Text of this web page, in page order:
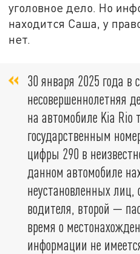
уголовное дело. Но
находится Саша, у
нет.
30 января 2025 года в
несовершеннолетняя
на автомобиле Kia Rio
государственным
цифры 290 в
данном автомобиле
неустановленных лиц,
водителя, второй —
время о
информации не